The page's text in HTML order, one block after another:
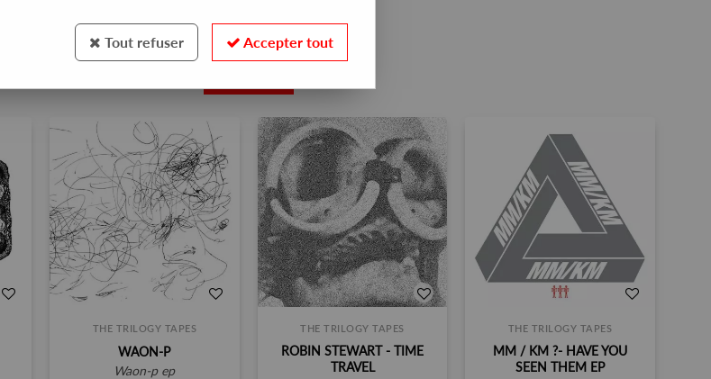
THE TRILOGY TAPES
WAON-P
waon-p ep
THE TRILOGY TAPES
ROBIN STEWART ‎- TIME
TRAVEL
THE TRILOGY TAPES
MM / KM ‎?- HAVE YOU
SEEN THEM EP
Tout refuser Accepter tout